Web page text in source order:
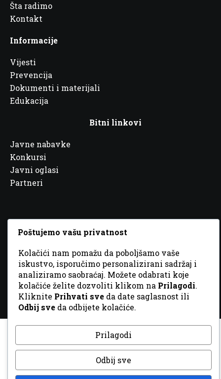
Šta radimo
Kontakt
Informacije
Vijesti
Prevencija
Dokumenti i materijali
Edukacija
Bitni linkovi
Javne nabavke
Konkursi
Javni oglasi
Partneri
© 2026 Sva prava zadržana. Dizajn
Poštujemo vašu privatnost
Kolačići nam pomažu da poboljšamo vaše
iskustvo, isporučimo personalizirani sadržaj i
analiziramo saobraćaj. Možete odabrati koje
kolačiće želite dozvoliti klikom na Prilagodi.
Kliknite Prihvati sve da date saglasnost ili
Odbij sve da odbijete kolačiće.
Prilagodi
Odbij sve